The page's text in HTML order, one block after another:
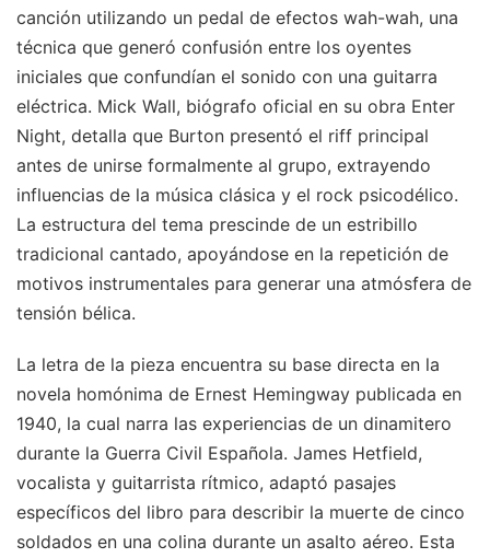
canción utilizando un pedal de efectos wah-wah, una
técnica que generó confusión entre los oyentes
iniciales que confundían el sonido con una guitarra
eléctrica. Mick Wall, biógrafo oficial en su obra Enter
Night, detalla que Burton presentó el riff principal
antes de unirse formalmente al grupo, extrayendo
influencias de la música clásica y el rock psicodélico.
La estructura del tema prescinde de un estribillo
tradicional cantado, apoyándose en la repetición de
motivos instrumentales para generar una atmósfera de
tensión bélica.
La letra de la pieza encuentra su base directa en la
novela homónima de Ernest Hemingway publicada en
1940, la cual narra las experiencias de un dinamitero
durante la Guerra Civil Española. James Hetfield,
vocalista y guitarrista rítmico, adaptó pasajes
específicos del libro para describir la muerte de cinco
soldados en una colina durante un asalto aéreo. Esta